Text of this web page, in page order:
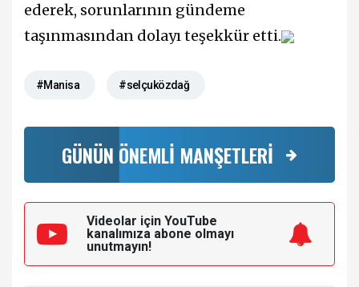
ederek, sorunlarının gündeme
taşınmasından dolayı teşekkür etti.
#Manisa #selçuközdağ
GÜNÜN ÖNEMLİ MANŞETLERİ
Videolar için YouTube
kanalımıza abone olmayı
unutmayın!